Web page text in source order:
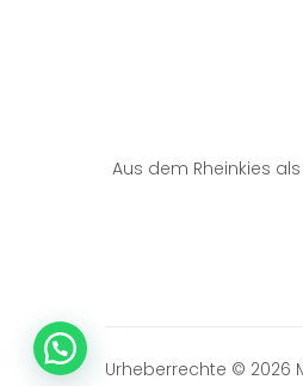
Aus dem Rheinkies
Urheberrechte © 2026